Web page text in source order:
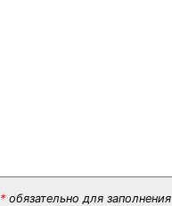
*обязательно для заполнения